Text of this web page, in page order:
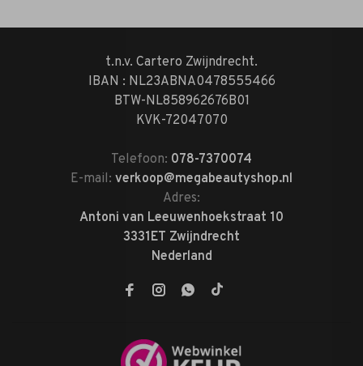
t.n.v. Cartero Zwijndrecht.
IBAN : NL23ABNA0478555466
BTW-NL858962676B01
KVK-72047070
Telefoon: 078-7370074
E-mail: verkoop@megabeautyshop.nl
Adres:
Antoni van Leeuwenhoekstraat 10
3331ET Zwijndrecht
Nederland